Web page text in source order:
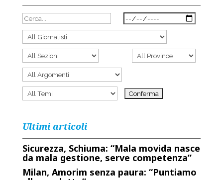
Ultimi articoli
Sicurezza, Schiuma: “Mala movida nasce
da mala gestione, serve competenza”
Milan, Amorim senza paura: “Puntiamo